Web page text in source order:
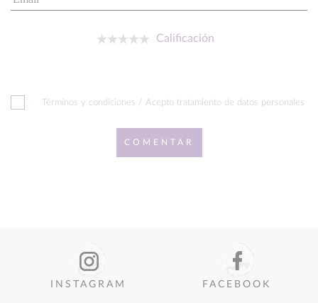
Calificación
Términos y condiciones / Acepto tratamiento de datos personales
COMENTAR
INSTAGRAM FACEBOOK